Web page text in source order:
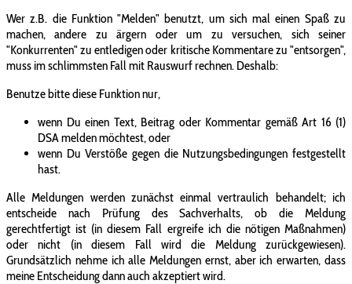
Wer z.B. die Funktion "Melden" benutzt, um sich mal einen Spaß zu
machen, andere zu ärgern oder um zu versuchen, sich seiner
"Konkurrenten" zu entledigen oder kritische Kommentare zu "entsorgen",
muss im schlimmsten Fall mit Rauswurf rechnen. Deshalb:
Benutze bitte diese Funktion nur,
wenn Du einen Text, Beitrag oder Kommentar gemäß Art 16 (1)
DSA melden möchtest, oder
wenn Du Verstöße gegen die Nutzungsbedingungen festgestellt
hast.
Alle Meldungen werden zunächst einmal vertraulich behandelt; ich
entscheide nach Prüfung des Sachverhalts, ob die Meldung
gerechtfertigt ist (in diesem Fall ergreife ich die nötigen Maßnahmen)
oder nicht (in diesem Fall wird die Meldung zurückgewiesen).
Grundsätzlich nehme ich alle Meldungen ernst, aber ich erwarten, dass
meine Entscheidung dann auch akzeptiert wird.